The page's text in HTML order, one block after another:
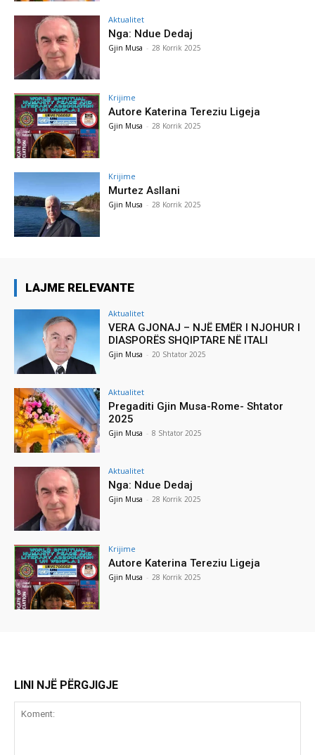
Aktualitet
Nga: Ndue Dedaj
Gjin Musa - 28 Korrik 2025
Krijime
Autore Katerina Tereziu Ligeja
Gjin Musa - 28 Korrik 2025
Krijime
Murtez Asllani
Gjin Musa - 28 Korrik 2025
LAJME RELEVANTE
Aktualitet
VERA GJONAJ – NJË EMËR I NJOHUR I
DIASPORËS SHQIPTARE NË ITALI
Gjin Musa - 20 Shtator 2025
Aktualitet
Pregaditi Gjin Musa-Rome- Shtator
2025
Gjin Musa - 8 Shtator 2025
Aktualitet
Nga: Ndue Dedaj
Gjin Musa - 28 Korrik 2025
Krijime
Autore Katerina Tereziu Ligeja
Gjin Musa - 28 Korrik 2025
LINI NJË PËRGJIGJE